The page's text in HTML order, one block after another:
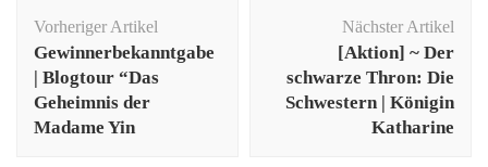
Vorheriger Artikel
Gewinnerbekanntgabe
| Blogtour “Das
Geheimnis der
Madame Yin
Nächster Artikel
[Aktion] ~ Der
schwarze Thron: Die
Schwestern | Königin
Katharine